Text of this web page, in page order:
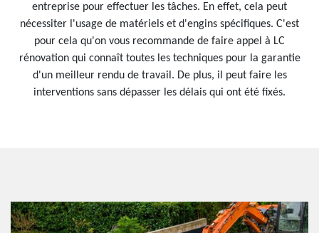
entreprise pour effectuer les tâches. En effet, cela peut
nécessiter l'usage de matériels et d'engins spécifiques. C'est
pour cela qu'on vous recommande de faire appel à LC
rénovation qui connaît toutes les techniques pour la garantie
d'un meilleur rendu de travail. De plus, il peut faire les
interventions sans dépasser les délais qui ont été fixés.